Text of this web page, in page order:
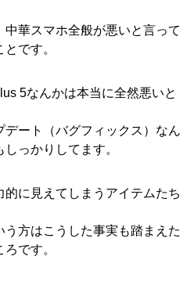
華スマホ全般が悪いと言って
です。
5なんかは本当に全然悪いと
ート（バグフィックス）なん
っかりしてます。
的に見えてしまうアイテムたち
う方はこうした事実も踏まえた
です。